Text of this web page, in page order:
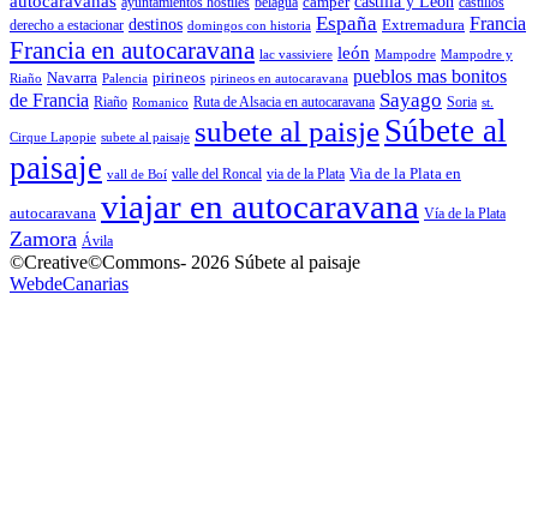
derecho a estacionar destinos domingos con historia España Extremadura Francia
Francia en autocaravana lac vassiviere león Mampodre Mampodre y
Riaño Navarra Palencia pirineos pirineos en autocaravana pueblos mas bonitos
de Francia Riaño Romanico Ruta de Alsacia en autocaravana Sayago Soria st.
Cirque Lapopie subete al paisaje subete al paisjeSúbete al
paisaje vall de Boí valle del Roncal via de la Plata Via de la Plata en
autocaravana viajar en autocaravana Vía de la Plata
Zamora Ávila
©Creative©Commons- 2026 Súbete al paisaje
WebdeCanarias